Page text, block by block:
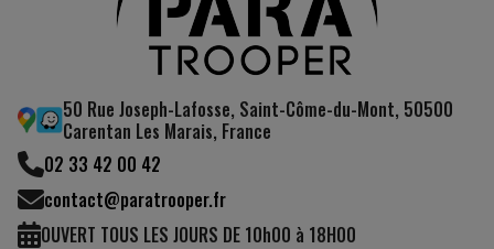
50 Rue Joseph-Lafosse, Saint-Côme-du-Mont, 50500
Carentan Les Marais, France
02 33 42 00 42
contact@paratrooper.fr
OUVERT TOUS LES JOURS DE 10h00 à 18H00